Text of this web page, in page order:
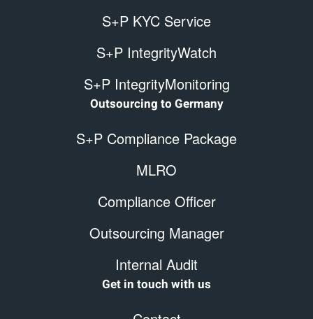
S+P KYC Service
S+P IntegrityWatch
S+P IntegrityMonitoring
Outsourcing to Germany
S+P Compliance Package
MLRO
Compliance Officer
Outsourcing Manager
Internal Audit
Get in touch with us